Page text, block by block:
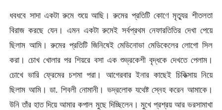
ধবধবে সাদা একটা রুমে শুয়ে আছি। রুমের প্রতিটি কোণে মৃত্যুর শীতলতা
বিরাজ করছে যেন। এমন একটা রুমেই সর্বপ্রথম নেফারতিতির দেখা পেয়ে
ছিলাম আমি। রুমের প্রতিটি জিনিষেই মেডিনোভা মেডিকেলের লোগো সিল
করা। চোখ খোলার পর শিয়রে বসা এক শুভ্রকেশী বৃদ্ধকে দেখতে পেলাম।
চোখে ভারি ফ্রেমের চশমা পরা। আগেরবার ইনার কাছেই চিকিত্সায় নিয়ে
ছিলাম আমি। ডা. শিবলী নোমানী। ভদ্রলোক যথেষ্ট স্নেহ করেন আমাকে।
উনি তাঁর হাত দিয়ে আমার কপাল মুছে দিচ্ছিলেন। মুখে প্রশ্রয় আর ভরসামাখা